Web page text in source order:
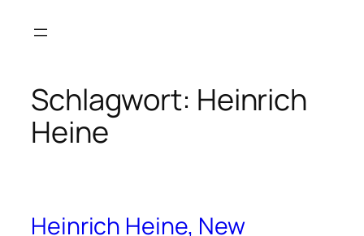
Inhalt
Schlagwort: Heinrich
Heine
Heinrich Heine, New